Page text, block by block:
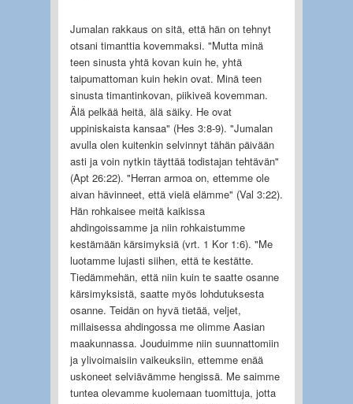
Jumalan rakkaus on sitä, että hän on tehnyt
otsani timanttia kovemmaksi. "Mutta minä
teen sinusta yhtä kovan kuin he, yhtä
taipumattoman kuin hekin ovat. Minä teen
sinusta timantinkovan, piikiveä kovemman.
Älä pelkää heitä, älä säiky. He ovat
uppiniskaista kansaa" (Hes 3:8-9). "Jumalan
avulla olen kuitenkin selvinnyt tähän päivään
asti ja voin nytkin täyttää todistajan tehtävän"
(Apt 26:22). "Herran armoa on, ettemme ole
aivan hävinneet, että vielä elämme" (Val 3:22).
Hän rohkaisee meitä kaikissa
ahdingoissamme ja niin rohkaistumme
kestämään kärsimyksiä (vrt. 1 Kor 1:6). "Me
luotamme lujasti siihen, että te kestätte.
Tiedämmehän, että niin kuin te saatte osanne
kärsimyksistä, saatte myös lohdutuksesta
osanne. Teidän on hyvä tietää, veljet,
millaisessa ahdingossa me olimme Aasian
maakunnassa. Jouduimme niin suunnattomiin
ja ylivoimaisiin vaikeuksiin, ettemme enää
uskoneet selviävämme hengissä. Me saimme
tuntea olevamme kuolemaan tuomittuja, jotta